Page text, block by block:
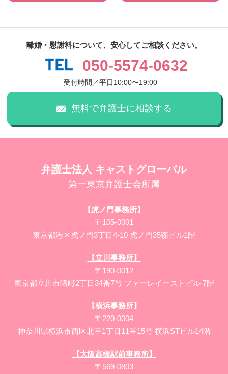
離婚・慰謝料について、安心してご相談ください。
050-5574-0632
受付時間／平日10:00〜19:00
無料で弁護士に相談する
弁護士法人 キャストグローバル
第一東京弁護士会所属
【虎ノ門事務所】
〒105-0001
東京都港区虎ノ門3丁目4-10 虎ノ門35森ビル1階
【立川事務所】
〒190-0012
東京都立川市曙町2丁目34番7号 ファーレイーストビル 7階
【横浜事務所】
〒220-0004
神奈川県横浜市西区北幸1丁目11番15号 横浜STビル14階
【大阪高槻駅前事務所】
〒569-0803